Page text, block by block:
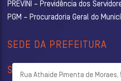
PREVINI – Previdência dos
PGM – Procuradoria Geral do
SEDE DA PREFEITURA
Rua Athaide Pimenta de Moraes,
SECRETARIAS